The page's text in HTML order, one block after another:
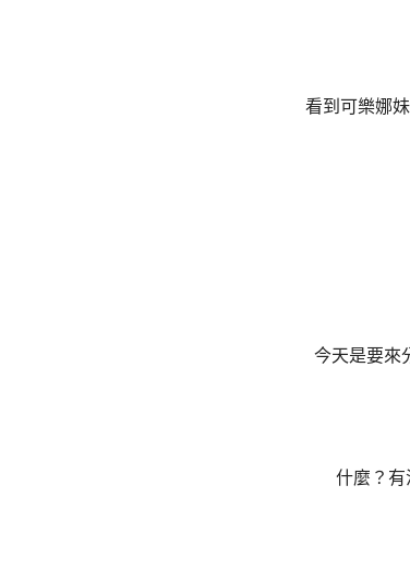
看到可樂娜
今天是要來
什麼？有